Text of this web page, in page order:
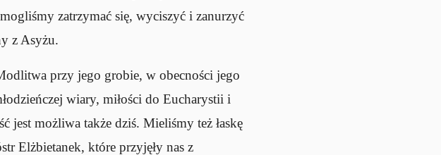
zatrzymać się, wyciszyć i zanurzyć
z Asyżu.
przy jego grobie, w obecności jego
wiary, miłości do Eucharystii i
jest możliwa także dziś. Mieliśmy też łaskę
Elżbietanek, które przyjęły nas z